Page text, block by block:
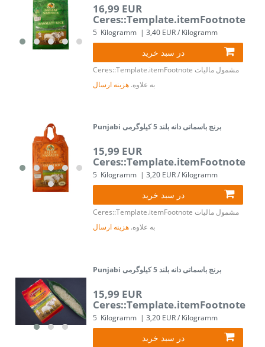
16,99 EUR
Ceres::Template.itemFootnote
5 Kilogramm | 3,40 EUR / Kilogramm
در سبد خرید
Ceres::Template.itemFootnote مشمول مالیات
به علاوه. هزینه ارسال
Punjabi برنج باسماتی دانه بلند 5 کیلوگرمی
15,99 EUR
Ceres::Template.itemFootnote
5 Kilogramm | 3,20 EUR / Kilogramm
در سبد خرید
Ceres::Template.itemFootnote مشمول مالیات
به علاوه. هزینه ارسال
Punjabi برنج باسماتی دانه بلند 5 کیلوگرمی
15,99 EUR
Ceres::Template.itemFootnote
5 Kilogramm | 3,20 EUR / Kilogramm
در سبد خرید